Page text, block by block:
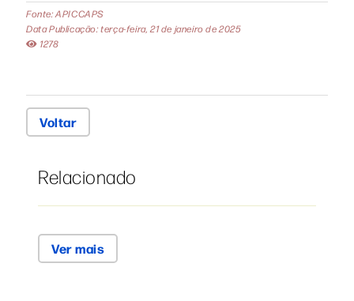
Fonte: APICCAPS
Data Publicação: terça-feira, 21 de janeiro de 2025
1278
Voltar
Relacionado
Ver mais